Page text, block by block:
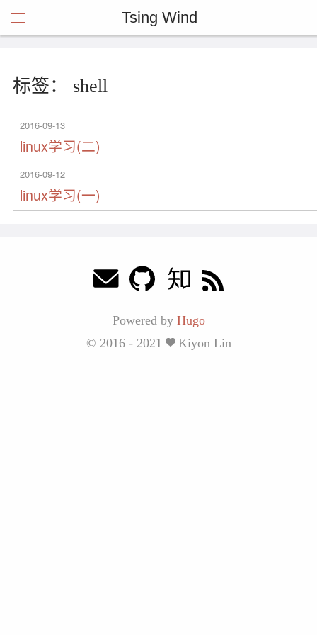
Tsing Wind
标签： shell
2016-09-13
linux学习(二)
2016-09-12
linux学习(一)
Powered by Hugo
© 2016 - 2021
Kiyon Lin